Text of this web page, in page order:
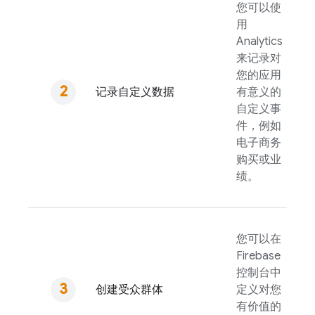
记录自定义数据
您可以使
用
Analytics
来记录对
您的应用
有意义的
自定义事
件，例如
电子商务
购买或业
绩。
创建受众群体
您可以在
Firebase
控制台中
定义对您
有价值的